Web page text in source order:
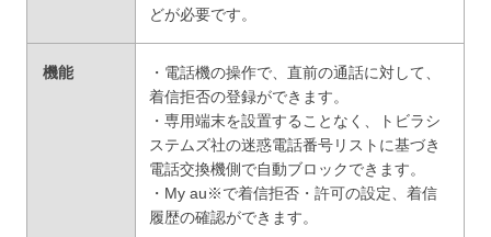
どが必要です。
機能
・電話機の操作で、直前の通話に対して、
着信拒否の登録ができます。
・専用端末を設置することなく、トビラシ
ステムズ社の迷惑電話番号リストに基づき
電話交換機側で自動ブロックできます。
・My au※で着信拒否・許可の設定、着信
履歴の確認ができます。